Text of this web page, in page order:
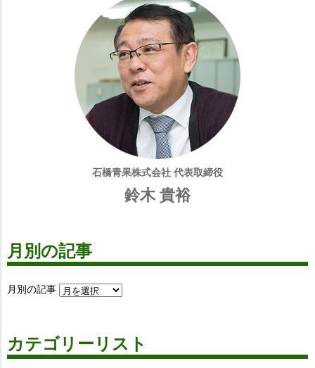
石橋青果株式会社 代表取締役
鈴木 貴裕
月別の記事
月別の記事
カテゴリーリスト